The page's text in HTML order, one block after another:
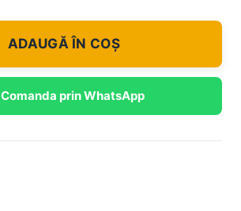
ADAUGĂ ÎN COȘ
Comanda prin WhatsApp